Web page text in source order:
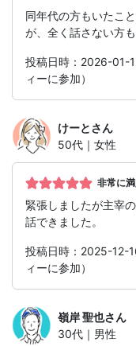
同年代の方もいたこ
が、全く話さない方
投稿日時：2026-01-
ィーに参加）
けーとさん
50代｜女性
非常に
緊張しましたが主宰
話できました。
投稿日時：2025-12-
ィーに参加）
嶺岸 聖也さん
30代｜男性